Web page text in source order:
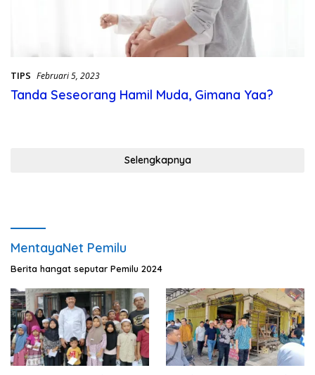
TIPS Februari 5, 2023
Tanda Seseorang Hamil Muda, Gimana Yaa?
Selengkapnya
MentayaNet Pemilu
Berita hangat seputar Pemilu 2024